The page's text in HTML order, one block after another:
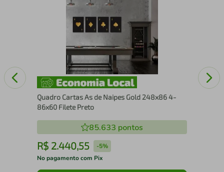
Quadro Cartas As de Naipes Gold 248x86 4-
86x60 Filete Preto
85.633 pontos
R$ 2.440,55 -5%
No pagamento com Pix